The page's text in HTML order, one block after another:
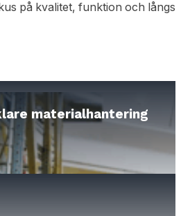
på kvalitet, funktion och
materialhantering